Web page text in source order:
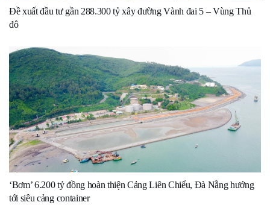
Đề xuất đầu tư gần 288.300 tỷ xây đường Vành đai 5 – Vùng Thủ
đô
‘Bơm’ 6.200 tỷ đồng hoàn thiện Cảng Liên Chiểu, Đà Nẵng hướng
tới siêu cảng container